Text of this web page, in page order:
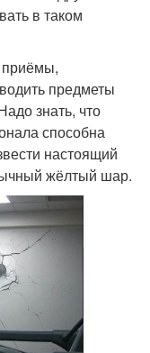
в таком
приёмы,
предметы
знать, что
способна
настоящий
жёлтый шар.